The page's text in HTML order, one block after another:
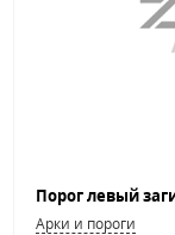
Арки и пороги